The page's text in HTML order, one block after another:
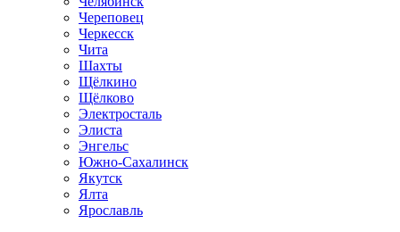
Череповец
Черкесск
Чита
Шахты
Щёлкино
Щёлково
Электросталь
Элиста
Энгельс
Южно-Сахалинск
Якутск
Ялта
Ярославль